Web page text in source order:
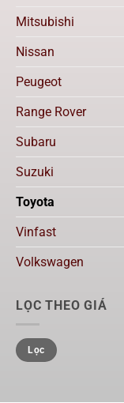
Mitsubishi
Nissan
Peugeot
Range Rover
Subaru
Suzuki
Toyota
Vinfast
Volkswagen
LỌC THEO GIÁ
Lọc